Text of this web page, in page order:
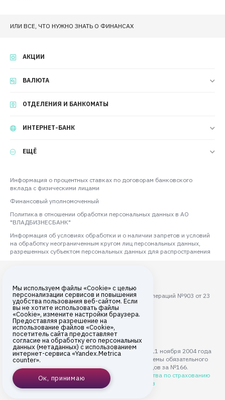
Мы используем файлы «Cookie» с целью
персонализации сервисов и повышения
удобства пользования веб-сайтом. Если
вы не хотите использовать файлы
«Cookie», измените настройки браузера.
Предоставляя разрешение на
использование файлов «Cookie»,
посетитель сайта предоставляет
согласие на обработку его персональных
данных (метаданных) с использованием
интернет-сервиса «Yandex.Metrica
counter».
Ок, принимаю
ИЛИ ВСЕ, ЧТО НУЖНО ЗНАТЬ О ФИНАНСАХ
АКЦИИ
ВАЛЮТА
ОТДЕЛЕНИЯ И БАНКОМАТЫ
ИНТЕРНЕТ-БАНК
ЕЩЁ
Информация о процентных ставках по договорам банковского
вклада с физическими лицами
Финансовый уполномоченный
Политика в отношении обработки персональных данных в АО
"ВЛАДБИЗНЕСБАНК"
Информация об условиях обработки и о наличии запретов и условий
на обработку неограниченным кругом лиц персональных данных,
разрешенных субъектом персональных данных для распространения
Лицензия ЦБ РФ на осуществление банковских операций №903 от 23
августа 2017 года
Все права защищены © 2026
АО «ВЛАДБИЗНЕСБАНК»
АО "ВЛАДБИЗНЕСБАНК" с 11 ноября 2004 года
является участником системы обязательного
страхования вкладов за №166.
Подробнее на сайте
Агентства по страхованию
вкладов